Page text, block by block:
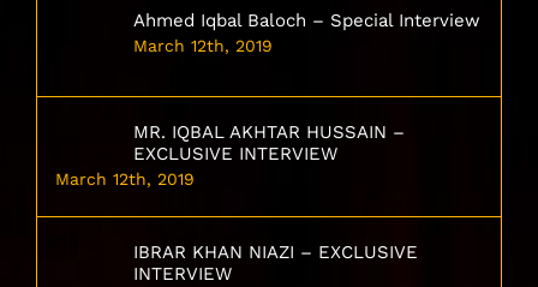
Ahmed Iqbal Baloch – Special Interview
March 12th, 2019
MR. IQBAL AKHTAR HUSSAIN –
EXCLUSIVE INTERVIEW
March 12th, 2019
IBRAR KHAN NIAZI – EXCLUSIVE
INTERVIEW